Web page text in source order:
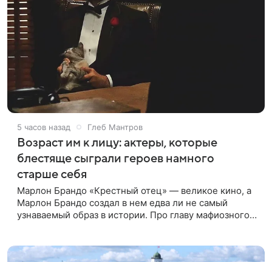
5 часов назад Глеб Мантров
Возраст им к лицу: актеры, которые
блестяще сыграли героев намного
старше себя
Марлон Брандо «Крестный отец» — великое кино, а
Марлон Брандо создал в нем едва ли не самый
узнаваемый образ в истории. Про главу мафиозного